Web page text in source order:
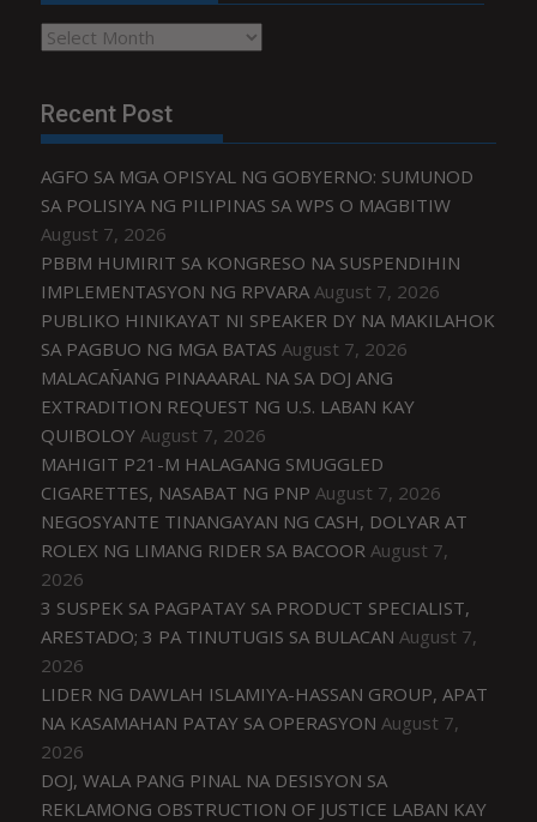
Archives
Recent Post
AGFO SA MGA OPISYAL NG GOBYERNO: SUMUNOD
SA POLISIYA NG PILIPINAS SA WPS O MAGBITIW
August 7, 2026
PBBM HUMIRIT SA KONGRESO NA SUSPENDIHIN
IMPLEMENTASYON NG RPVARA August 7, 2026
PUBLIKO HINIKAYAT NI SPEAKER DY NA MAKILAHOK
SA PAGBUO NG MGA BATAS August 7, 2026
MALACAÑANG PINAAARAL NA SA DOJ ANG
EXTRADITION REQUEST NG U.S. LABAN KAY
QUIBOLOY August 7, 2026
MAHIGIT P21-M HALAGANG SMUGGLED
CIGARETTES, NASABAT NG PNP August 7, 2026
NEGOSYANTE TINANGAYAN NG CASH, DOLYAR AT
ROLEX NG LIMANG RIDER SA BACOOR August 7,
2026
3 SUSPEK SA PAGPATAY SA PRODUCT SPECIALIST,
ARESTADO; 3 PA TINUTUGIS SA BULACAN August 7,
2026
LIDER NG DAWLAH ISLAMIYA-HASSAN GROUP, APAT
NA KASAMAHAN PATAY SA OPERASYON August 7,
2026
DOJ, WALA PANG PINAL NA DESISYON SA
REKLAMONG OBSTRUCTION OF JUSTICE LABAN KAY